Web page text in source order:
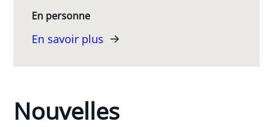
En personne
En savoir plus
Nouvelles